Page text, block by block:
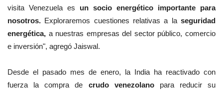
visita Venezuela es un socio energético importante para
nosotros. Exploraremos cuestiones relativas a laseguridad
energética, a nuestras empresas del sector público, comercio
e inversión", agregó Jaiswal.
Desde el pasado mes de enero, la India ha reactivado con
fuerza la compra de crudo venezolano para reducir su